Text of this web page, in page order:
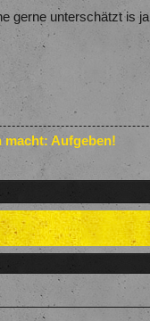
gerne unterschätzt is
macht: Aufgeben!